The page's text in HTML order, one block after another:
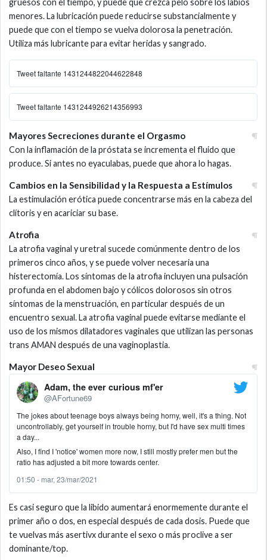
menores. La lubricación puede reducirse substancialmente y
puede que con el tiempo se vuelva dolorosa la penetración.
Utiliza más lubricante para evitar heridas y sangrado.
Tweet faltante 1431244822044622848
Tweet faltante 1431244926214356993
Mayores Secreciones durante el Orgasmo
Con la inflamación de la próstata se incrementa el fluido que
produce. Si antes no eyaculabas, puede que ahora lo hagas.
Cambios en la Sensibilidad y la Respuesta a Estímulos
La estimulación erótica puede concentrarse más en la cabeza del
clítoris y en acariciar su base.
Atrofia
La atrofia vaginal y uretral sucede comúnmente dentro de los
primeros cinco años, y se puede volver necesaria una
histerectomía. Los síntomas de la atrofia incluyen una pulsación
profunda en el abdomen bajo y cólicos dolorosos sin otros
síntomas de la menstruación, en particular después de un
encuentro sexual. La atrofia vaginal puede evitarse mediante el
uso de los mismos dilatadores vaginales que utilizan las personas
trans AMAN después de una vaginoplastia.
Mayor Deseo Sexual
Adam, the ever curious mf'er
@AFortune69
The jokes about teenage boys always being horny, well, it's a thing. Not
uncontrollably, get yourself in trouble horny, but I'd have sex multi times
a day...
Also, I find I 'notice' women more now, I still mostly prefer men but the
ratio has adjusted a bit more towards center.
01:50 - mar, 23/mar/2021
Es casi seguro que la libido aumentará enormemente durante el
primer año o dos, en especial después de cada dosis. Puede que
te vuelvas más asertivx durante el sexo o más proclive a ser
dominante/top.